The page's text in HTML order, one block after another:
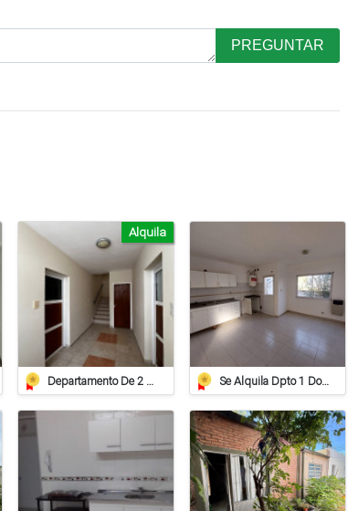
PREGUNTAR
Departamento De 2 Dormitorios En Alquiler
Alquila
Se Alquila Dpto 1 Dorm. En Barrio Pizzurno